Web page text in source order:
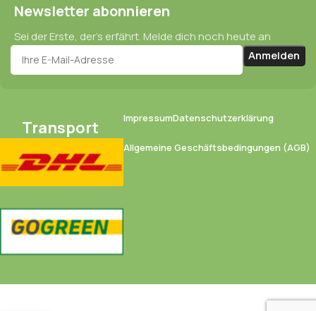
Newsletter abonnieren
Sei der Erste, der’s erfährt. Melde dich noch heute an
Transport ImpressumDatenschutzerklärung
Allgemeine Geschäftsbedingungen (AGB)